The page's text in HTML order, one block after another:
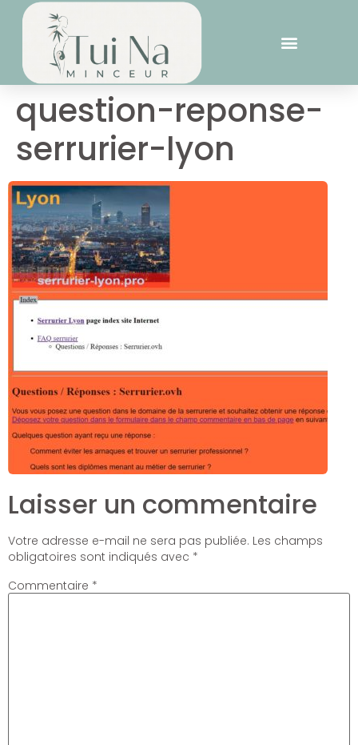
question-reponse-
serrurier-lyon
Laisser un commentaire
Votre adresse e-mail ne sera pas publiée. Les champs
obligatoires sont indiqués avec *
Commentaire *